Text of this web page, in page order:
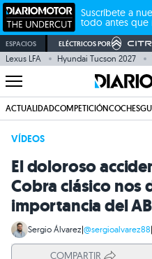
Suscríbete a
todo antes que
ESPACIOS ELÉCTRICOS POR
Lexus LFA Hyundai Tucson 2027
ACTUALIDADCOMPETICIÓNCOCHES
VÍDEOS
El doloroso
Cobra clásico nos
importancia del
Sergio Álvarez|@sergioalvarez88|
COMPARTIR